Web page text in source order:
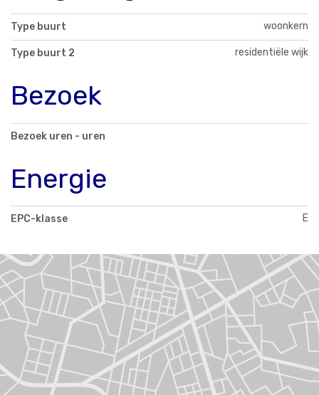
Type buurt woonkern
Type buurt 2 residentiële wijk
Bezoek
Bezoek uren - uren
Energie
EPC-klasse E